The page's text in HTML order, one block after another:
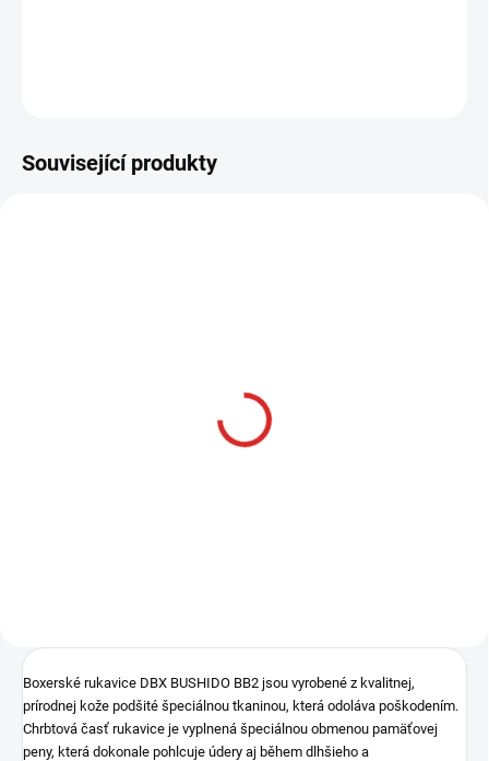
Související produkty
Boxerské rukavice DBX BUSHIDO BB2 jsou vyrobené z kvalitnej,
prírodnej kože podšité špeciálnou tkaninou, která odoláva poškodením.
Chrbtová časť rukavice je vyplnená špeciálnou obmenou pamäťovej
peny, která dokonale pohlcuje údery aj během dlhšieho a